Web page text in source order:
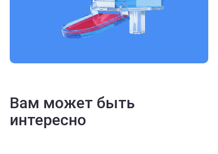
Вам может быть
интересно